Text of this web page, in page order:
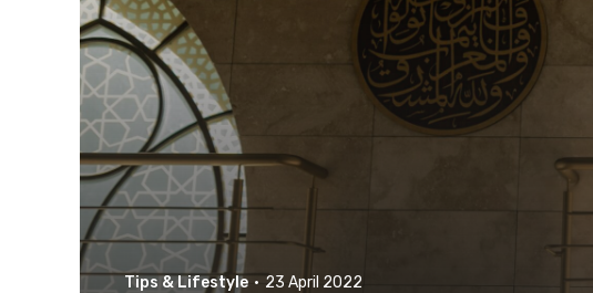
Tips & Lifestyle · 23 April 2022